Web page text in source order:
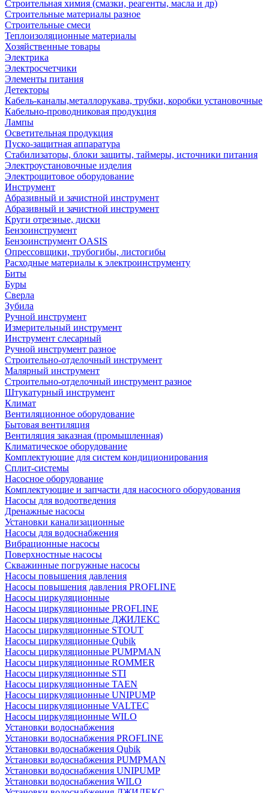
Строительная химия (смазки, реагенты, масла и др)
Строительные материалы разное
Строительные смеси
Теплоизоляционные материалы
Хозяйственные товары
Электрика
Электросчетчики
Элементы питания
Детекторы
Кабель-каналы,металлорукава, трубки, коробки установочные
Кабельно-проводниковая продукция
Лампы
Осветительная продукция
Пуско-защитная аппаратура
Стабилизаторы, блоки защиты, таймеры, источники питания
Электроустановочные изделия
Электрощитовое оборудование
Инструмент
Абразивный и зачистной инструмент
Абразивный и зачистной инструмент
Круги отрезные, диски
Бензоинструмент
Бензоинструмент OASIS
Опрессовщики, трубогибы, листогибы
Расходные материалы к электроинструменту
Биты
Буры
Сверла
Зубила
Ручной инструмент
Измерительный инструмент
Инструмент слесарный
Ручной инструмент разное
Строительно-отделочный инструмент
Малярный инструмент
Строительно-отделочный инструмент разное
Штукатурный инструмент
Климат
Вентиляционное оборудование
Бытовая вентиляция
Вентиляция заказная (промышленная)
Климатическое оборудование
Комплектующие для систем кондиционирования
Сплит-системы
Насосное оборудование
Комплектующие и запчасти для насосного оборудования
Насосы для водоотведения
Дренажные насосы
Установки канализационные
Насосы для водоснабжения
Вибрационные насосы
Поверхностные насосы
Скважинные погружные насосы
Насосы повышения давления
Насосы повышения давления PROFLINE
Насосы циркуляционные
Насосы циркуляционные PROFLINE
Насосы циркуляционные ДЖИЛЕКС
Насосы циркуляционные STOUT
Насосы циркуляционные Qubik
Насосы циркуляционные PUMPMAN
Насосы циркуляционные ROMMER
Насосы циркуляционные STI
Насосы циркуляционные TAEN
Насосы циркуляционные UNIPUMP
Насосы циркуляционные VALTEC
Насосы циркуляционные WILO
Установки водоснабжения
Установки водоснабжения PROFLINE
Установки водоснабжения Qubik
Установки водоснабжения PUMPMAN
Установки водоснабжения UNIPUMP
Установки водоснабжения WILO